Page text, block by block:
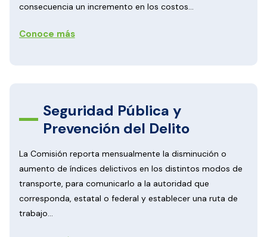
consecuencia un incremento en los costos...
Conoce más
Seguridad Pública y
Prevención del Delito
La Comisión reporta mensualmente la disminución o
aumento de índices delictivos en los distintos modos de
transporte, para comunicarlo a la autoridad que
corresponda, estatal o federal y establecer una ruta de
trabajo...